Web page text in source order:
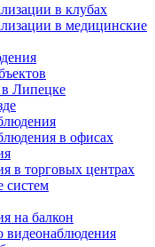
в клубах
в медицинские
Липецке
в офисах
в торговых центрах
систем
на балкон
видеонаблюдения